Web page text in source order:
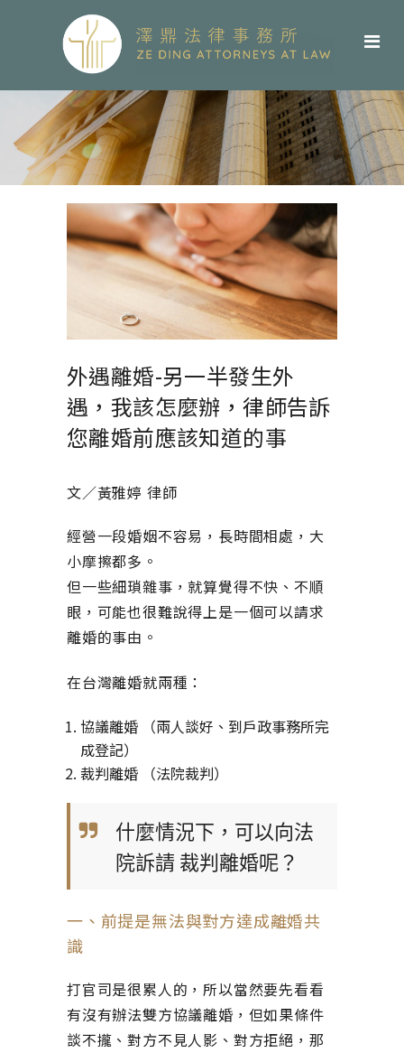
外遇離婚-另一半發生外
遇，我該怎麼辦，律師告訴
您離婚前應該知道的事
文／黃雅婷 律師
經營一段婚姻不容易，長時間相處，大
小摩擦都多。
但一些細瑣雜事，就算覺得不快、不順
眼，可能也很難說得上是一個可以請求
離婚的事由。
在台灣離婚就兩種：
協議離婚 （兩人談好、到戶政事務所完
成登記）
裁判離婚 （法院裁判）
什麼情況下，可以向法
院訴請 裁判離婚呢？
一、前提是無法與對方達成離婚共
識
打官司是很累人的，所以當然要先看看
有沒有辦法雙方協議離婚，但如果條件
談不攏、對方不見人影、對方拒絕，那